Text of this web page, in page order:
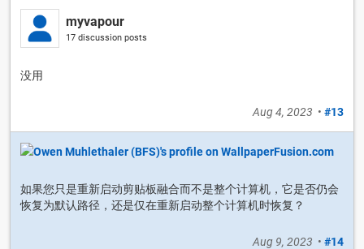
myvapour
17 discussion posts
没用
Aug 4, 2023 • #13
如果您只是重新启动剪贴板融合而不是整个计算机，它是否仍会
恢复为默认路径，还是仅在重新启动整个计算机时恢复？
Aug 9, 2023 • #14